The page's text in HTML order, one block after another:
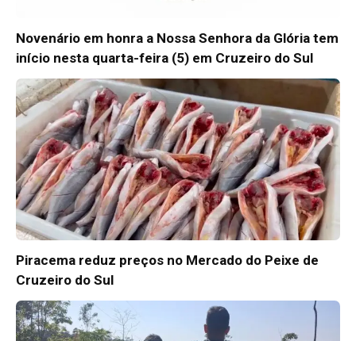
Novenário em honra a Nossa Senhora da Glória tem
início nesta quarta-feira (5) em Cruzeiro do Sul
Piracema reduz preços no Mercado do Peixe de
Cruzeiro do Sul